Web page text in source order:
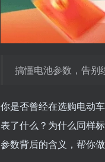
搞懂电池参数，告别
你是否曾经在选购电动
表了什么？为什么同样
参数背后的含义，帮你